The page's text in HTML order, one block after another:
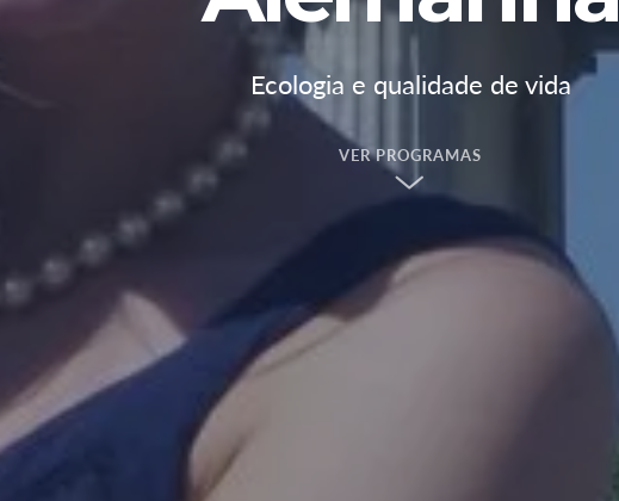
Ecologia e qualidade de vida
VER PROGRAMAS